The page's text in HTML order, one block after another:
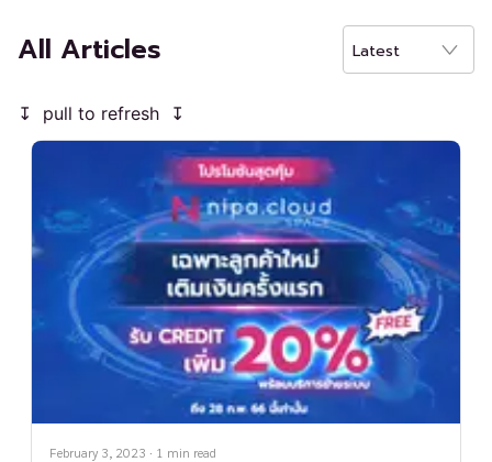
All Articles Latest
↧ pull to refresh ↧
February 3, 2023 · 1 min read